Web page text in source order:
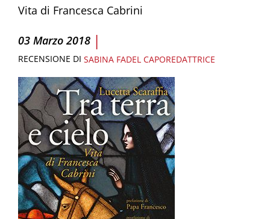
Vita di Francesca Cabrini
03 Marzo 2018 |
RECENSIONE DI SABINA FADEL CAPOREDATTRICE